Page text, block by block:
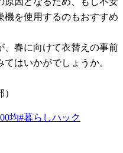
機を使用するのもおすすめ
、春に向けて衣替えの事前
はいかがでしょうか。
均#暮らしハック